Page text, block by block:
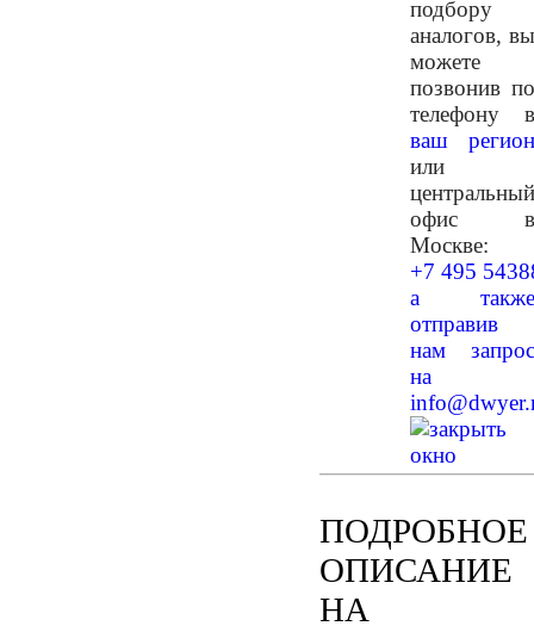
подбору
аналогов, вы
можете
позвонив по
телефону в
ваш регион
или
центральный
офис в
Москве:
+7 495
а также
отправив
нам запрос
на
ПОДРОБНОЕ
ОПИСАНИЕ
НА